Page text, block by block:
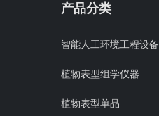
产品分类
智能人工环境工程设备
植物表型组学仪器
植物表型单品